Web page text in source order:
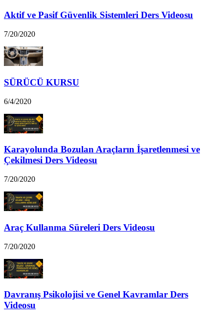
Aktif ve Pasif Güvenlik Sistemleri Ders Videosu
7/20/2020
SÜRÜCÜ KURSU
6/4/2020
Karayolunda Bozulan Araçların İşaretlenmesi ve
Çekilmesi Ders Videosu
7/20/2020
Araç Kullanma Süreleri Ders Videosu
7/20/2020
Davranış Psikolojisi ve Genel Kavramlar Ders
Videosu